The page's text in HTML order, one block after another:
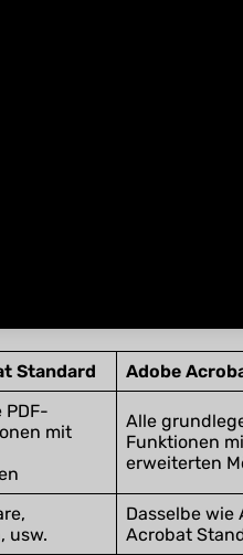
Standard Adobe
PDF-
mit
Alle
Funktionen
erweiterten
usw.
Dasselbe wie
Acrobat